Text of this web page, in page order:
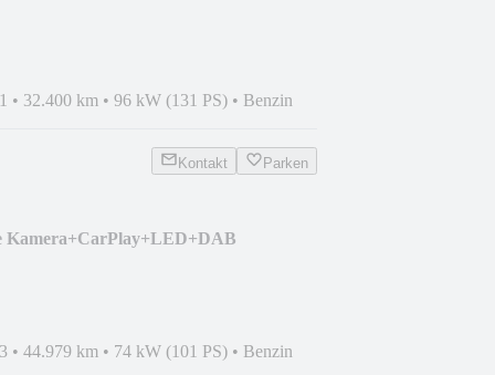
• 32.400 km • 96 kW (131 PS) • Benzin
Kontakt Parken
Kamera+CarPlay+LED+DAB
• 44.979 km • 74 kW (101 PS) • Benzin